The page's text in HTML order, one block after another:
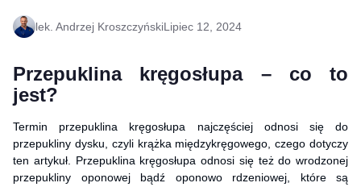
lek. Andrzej KroszczyńskiLipiec 12, 2024
Przepuklina kręgosłupa – co to
jest?
Termin przepuklina kręgosłupa najczęściej odnosi się do
przepukliny dysku, czyli krążka międzykręgowego, czego dotyczy
ten artykuł. Przepuklina kręgosłupa odnosi się też do wrodzonej
przepukliny oponowej bądź oponowo rdzeniowej, które są